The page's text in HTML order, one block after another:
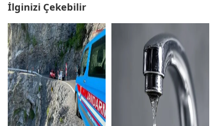
İlginizi Çekebilir